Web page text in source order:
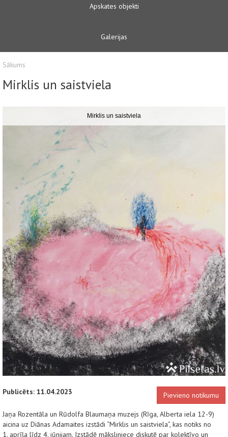
Apskates objekti
Galerijas
Sākums
Mirklis un saistviela
Mirklis un saistviela
Publicēts: 11.04.2023 Pievieno notikumu
Jaņa Rozentāla un Rūdolfa Blaumaņa muzejs (Rīga, Alberta iela 12-9)
aicina uz Diānas Adamaites izstādi “Mirklis un saistviela”, kas notiks no
1. aprīļa līdz 4. jūnijam. Izstādē māksliniece diskutē par kolektīvo un